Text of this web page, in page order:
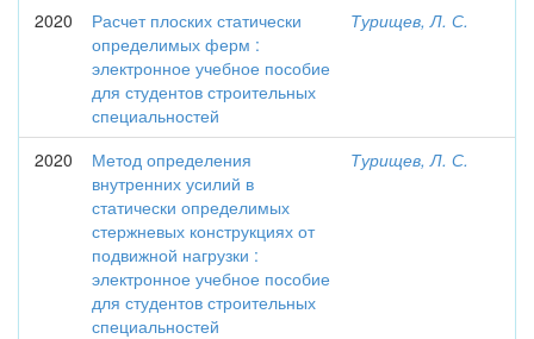
2020
Расчет плоских статически
определимых ферм :
электронное учебное пособие
для студентов строительных
специальностей
Турищев, Л. С.
2020
Метод определения
внутренних усилий в
статически определимых
стержневых конструкциях от
подвижной нагрузки :
электронное учебное пособие
для студентов строительных
специальностей
Турищев, Л. С.